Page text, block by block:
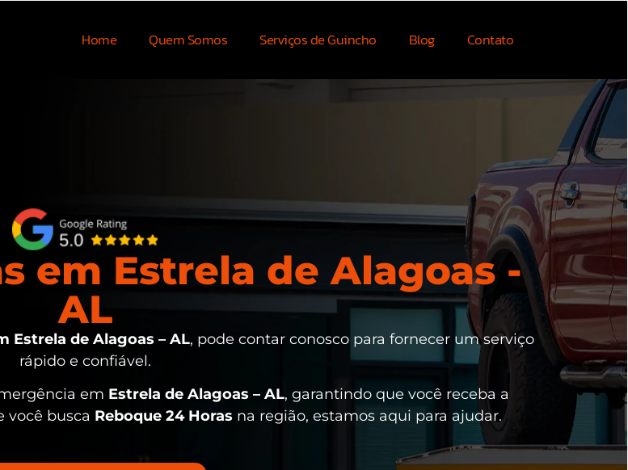
Home Quem Somos Serviços de Guincho Blog Contato
em Estrela de Alagoas -
AL
Estrela de Alagoas – AL, pode contar conosco para fornecer um serviço
rápido e confiável.
em Estrela de Alagoas – AL, garantindo que você receba a
você busca Reboque 24 Horas na região, estamos aqui para ajudar.